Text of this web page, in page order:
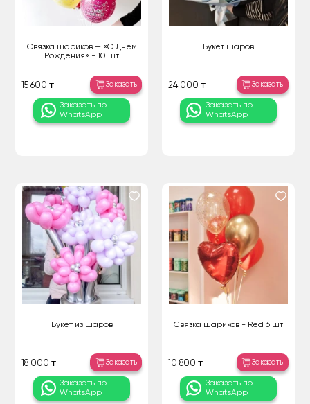
Связка шариков — «С Днём
Рождения» - 10 шт
15 600 ₸ Заказать
Заказать по
WhatsApp
Букет шаров
24 000 ₸ Заказать
Заказать по
WhatsApp
Букет из шаров
18 000 ₸ Заказать
Заказать по
WhatsApp
Связка шариков - Red 6 шт
10 800 ₸ Заказать
Заказать по
WhatsApp